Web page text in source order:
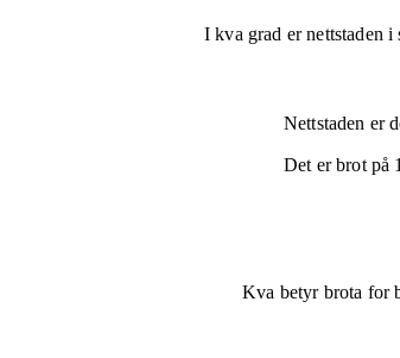
I kva grad er nettstaden
Nettstaden er
Det er brot på
Kva betyr brota for